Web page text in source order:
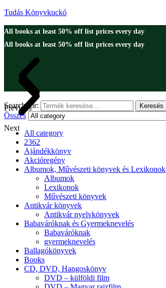
Tudás Könyvkuckó
All books at least 50% off list prices every day
All books at least 50% off list prices every day
Previous
Next
Search for: Keresés
Összes
All category
2362
Ajándékkönyv
Akcióregény
Albumok, Művészeti könyvek és Lexikonok
Albumok
Lexikonok
Művészeti könyvek
Antikvár könyvek
Antikvár nyelvkönyvek
Babaváróknak és Gyermeknevelés
Babaváróknak
gyermeknevelés
Ballagókönyvek
Books
CD, DVD, Hangoskönyv
DVD – külföldi film